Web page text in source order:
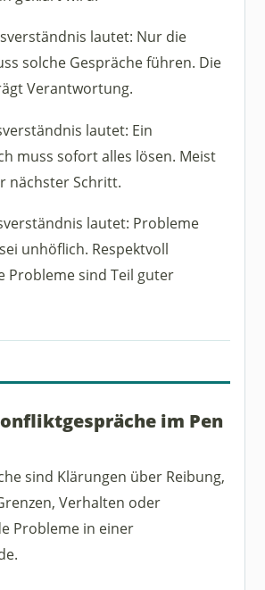
lautet: Nur die
solche Gespräche führen. Die
Verantwortung.
lautet: Ein
muss sofort alles lösen. Meist
nächster Schritt.
lautet: Probleme
unhöflich. Respektvoll
Probleme sind Teil guter
im Pen
sind Klärungen über Reibung,
Verhalten oder
Probleme in einer